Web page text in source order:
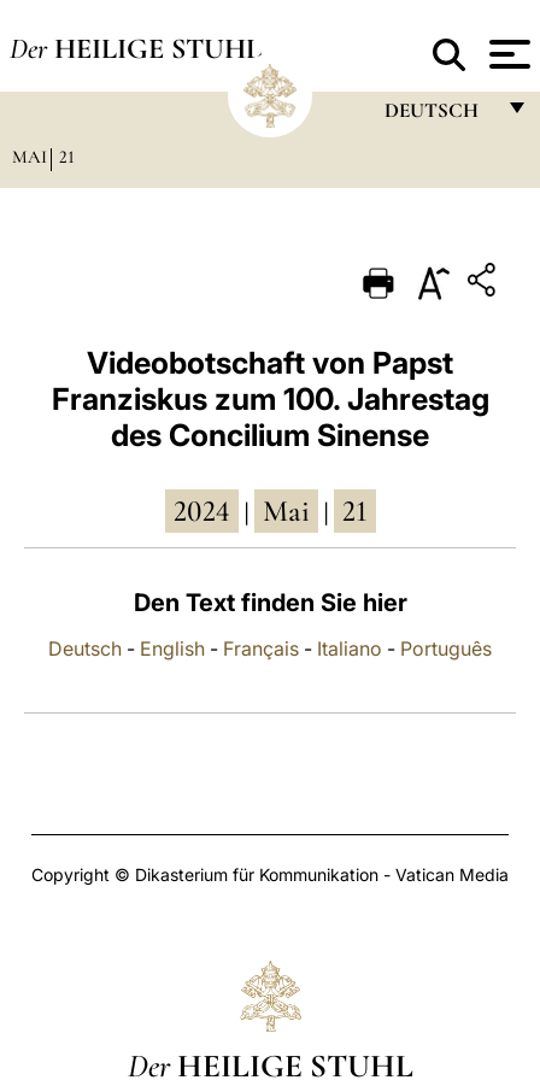
Der HEILIGE STUHL
DEUTSCH
PORTUGUÊS
ESPAÑOL
DEUTSCH
POLSKI
MAI 21
Videobotschaft von Papst
Franziskus zum 100. Jahrestag
des Concilium Sinense
2024 Mai 21
Den Text finden Sie hier
Deutsch - English - Français - Italiano - Português
Copyright © Dikasterium für Kommunikation - Vatican Media
Der HEILIGE STUHL